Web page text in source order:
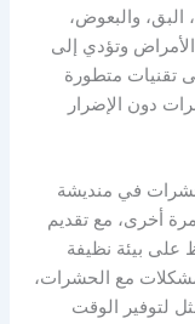
والبعوض،
وتؤدي إلى
تقنيات متطورة
دون الإضرار
في منديشة
أخرى، مع تقديم
بيئة نظيفة
مع الحشرات،
لتوفير الوقت